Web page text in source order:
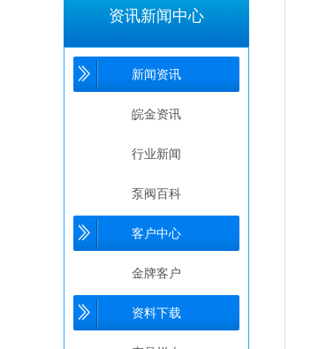
资讯新闻中心
新闻资讯
皖金资讯
行业新闻
泵阀百科
客户中心
金牌客户
资料下载